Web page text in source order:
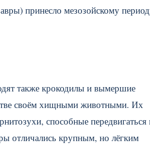
принесло мезозойскому
также крокодилы и вымершие
своём хищными животными. Их
способные передвигаться
отличались крупным, но лёгким